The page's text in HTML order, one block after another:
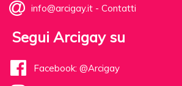
info@arcigay.it - Contatti
Segui Arcigay su
Facebook: @Arcigay